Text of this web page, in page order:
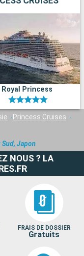
Royal Princess
Princess Cruises
Sud, Japon
NOUS ? LA
FRAIS DE DOSSIER
Gratuits